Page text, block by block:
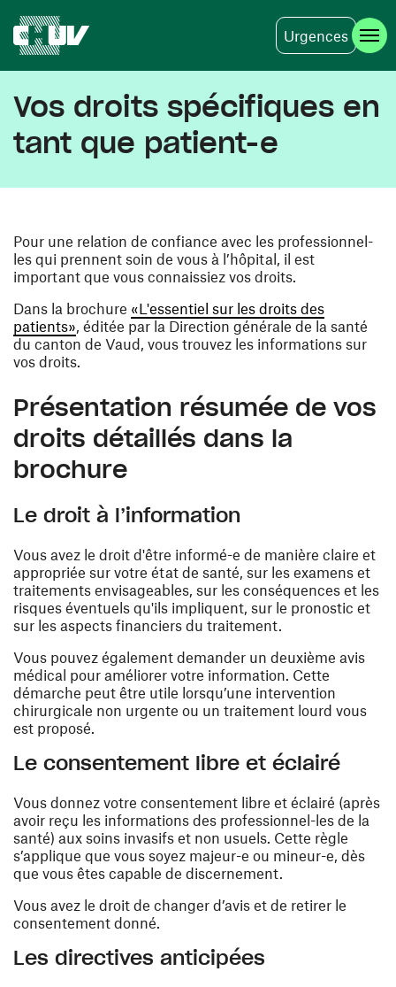
Urgences
Vos droits spécifiques en
tant que patient-e
Pour une relation de confiance avec les professionnel-
les qui prennent soin de vous à l’hôpital, il est
important que vous connaissiez vos droits.
Dans la brochure «L'essentiel sur les droits des
patients» (opens in a new window)
, éditée par la Direction générale de la santé
du canton de Vaud, vous trouvez les informations sur
vos droits.
Présentation résumée de vos
droits détaillés dans la
brochure
Le droit à l’information
Vous avez le droit d'être informé-e de manière claire et
appropriée sur votre état de santé, sur les examens et
traitements envisageables, sur les conséquences et les
risques éventuels qu'ils impliquent, sur le pronostic et
sur les aspects financiers du traitement.
Vous pouvez également demander un deuxième avis
médical pour améliorer votre information. Cette
démarche peut être utile lorsqu’une intervention
chirurgicale non urgente ou un traitement lourd vous
est proposé.
Le consentement libre et éclairé
Vous donnez votre consentement libre et éclairé (après
avoir reçu les informations des professionnel-les de la
santé) aux soins invasifs et non usuels. Cette règle
s’applique que vous soyez majeur-e ou mineur-e, dès
que vous êtes capable de discernement.
Vous avez le droit de changer d’avis et de retirer le
consentement donné.
Les directives anticipées